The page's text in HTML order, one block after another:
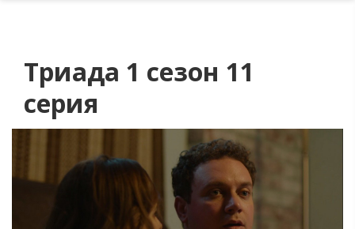
Триада 1 сезон 11
серия